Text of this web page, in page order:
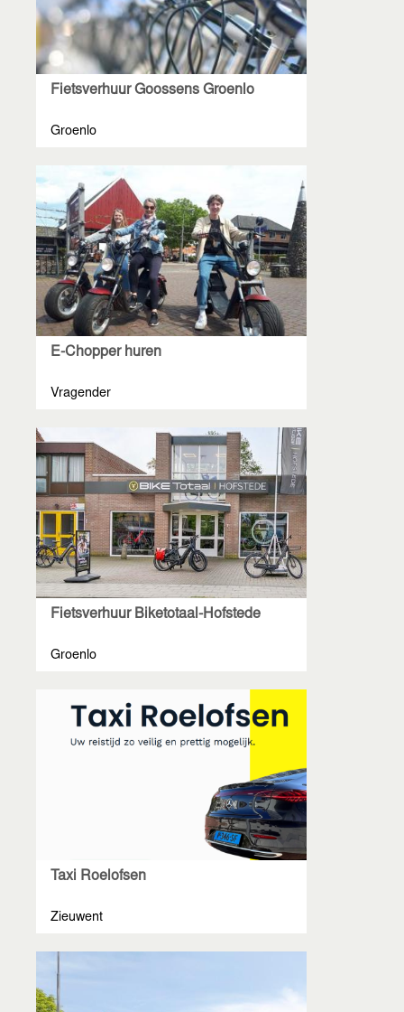
Fietsverhuur Goossens Groenlo
Groenlo
E-Chopper huren
Vragender
Fietsverhuur Biketotaal-Hofstede
Groenlo
Taxi Roelofsen
Zieuwent